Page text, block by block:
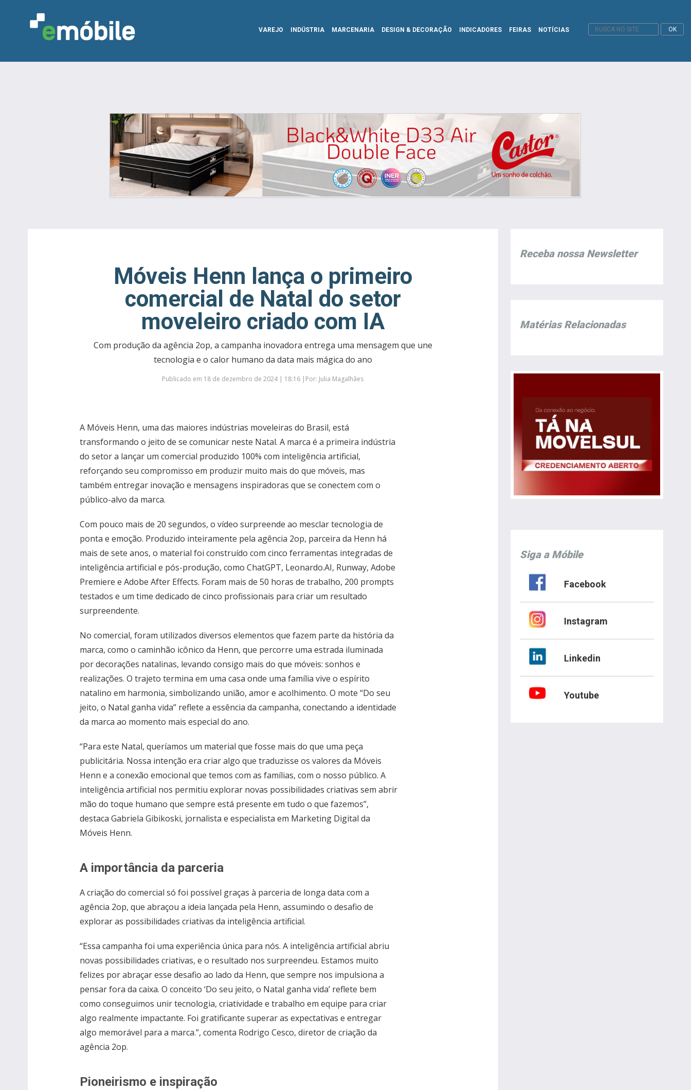
VAREJO INDÚSTRIA MARCENARIA DESIGN & DECORAÇÃO INDICADORES FEIRAS NOTÍCIAS
Móveis Henn lança o primeiro
comercial de Natal do setor
moveleiro criado com IA
Com produção da agência 2op, a campanha inovadora entrega uma mensagem que une
tecnologia e o calor humano da data mais mágica do ano
Publicado em 18 de dezembro de 2024 | 18:16 |Por: Julia Magalhães
A Móveis Henn, uma das maiores indústrias moveleiras do Brasil, está
transformando o jeito de se comunicar neste Natal. A marca é a primeira indústria
do setor a lançar um comercial produzido 100% com inteligência artificial,
reforçando seu compromisso em produzir muito mais do que móveis, mas
também entregar inovação e mensagens inspiradoras que se conectem com o
público-alvo da marca.
Com pouco mais de 20 segundos, o vídeo surpreende ao mesclar tecnologia de
ponta e emoção. Produzido inteiramente pela agência 2op, parceira da Henn há
mais de sete anos, o material foi construído com cinco ferramentas integradas de
inteligência artificial e pós-produção, como ChatGPT, Leonardo.AI, Runway, Adobe
Premiere e Adobe After Effects. Foram mais de 50 horas de trabalho, 200 prompts
testados e um time dedicado de cinco profissionais para criar um resultado
surpreendente.
No comercial, foram utilizados diversos elementos que fazem parte da história da
marca, como o caminhão icônico da Henn, que percorre uma estrada iluminada
por decorações natalinas, levando consigo mais do que móveis: sonhos e
realizações. O trajeto termina em uma casa onde uma família vive o espírito
natalino em harmonia, simbolizando união, amor e acolhimento. O mote “Do seu
jeito, o Natal ganha vida” reflete a essência da campanha, conectando a identidade
da marca ao momento mais especial do ano.
“Para este Natal, queríamos um material que fosse mais do que uma peça
publicitária. Nossa intenção era criar algo que traduzisse os valores da Móveis
Henn e a conexão emocional que temos com as famílias, com o nosso público. A
inteligência artificial nos permitiu explorar novas possibilidades criativas sem abrir
mão do toque humano que sempre está presente em tudo o que fazemos”,
destaca Gabriela Gibikoski, jornalista e especialista em Marketing Digital da
Móveis Henn.
A importância da parceria
A criação do comercial só foi possível graças à parceria de longa data com a
agência 2op, que abraçou a ideia lançada pela Henn, assumindo o desafio de
explorar as possibilidades criativas da inteligência artificial.
“Essa campanha foi uma experiência única para nós. A inteligência artificial abriu
novas possibilidades criativas, e o resultado nos surpreendeu. Estamos muito
felizes por abraçar esse desafio ao lado da Henn, que sempre nos impulsiona a
pensar fora da caixa. O conceito ‘Do seu jeito, o Natal ganha vida’ reflete bem
como conseguimos unir tecnologia, criatividade e trabalho em equipe para criar
algo realmente impactante. Foi gratificante superar as expectativas e entregar
algo memorável para a marca.”, comenta Rodrigo Cesco, diretor de criação da
agência 2op.
Pioneirismo e inspiração
Receba nossa Newsletter
Matérias Relacionadas
Siga a Móbile
Facebook
Instagram
Linkedin
Youtube